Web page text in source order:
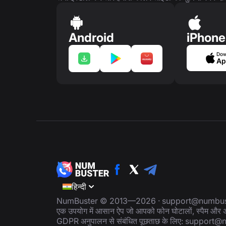
Android iPhone
हिन्दी
NumBuster © 2013—2026 ·
एक उपयोग में आसान ऐप जो आपको फोन घोटालों, स्पैम और
GDPR अनुपालन से संबंधित पूछताछ के लिए: